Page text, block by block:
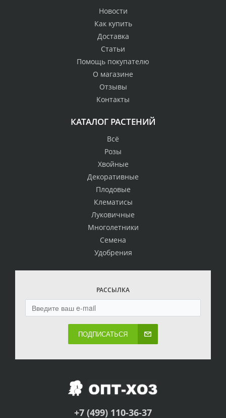
Новости
Как купить
Доставка
Статьи
Помощь покупателю
О магазине
Отзывы
Контакты
КАТАЛОГ РАСТЕНИЙ
Всё
Розы
Хвойные
Декоративные
Плодовые
Клематисы
Луковичные
Многолетники
Семена
Удобрения
РАССЫЛКА
ПОДПИСАТЬСЯ
+7 (499) 110-36-37